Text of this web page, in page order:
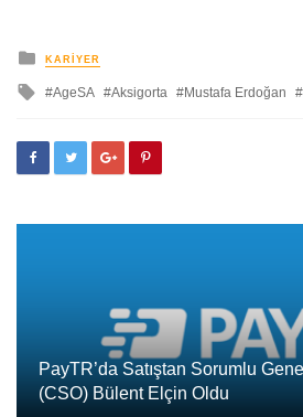
yayınlanan
KARIYER
ileAgeSA Aksigorta Mustafa Erdoğan
PayTR’da Satıştan Sorumlu
(CSO) Bülent Elçin Oldu